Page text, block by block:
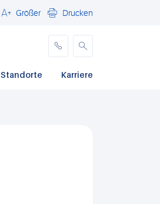
Größer Drucken
Standorte Karriere